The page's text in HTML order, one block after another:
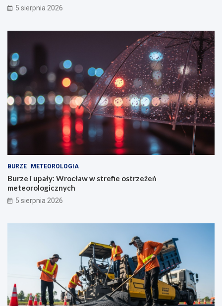
5 sierpnia 2026
BURZE METEOROLOGIA
Burze i upały: Wrocław w strefie ostrzeżeń
meteorologicznych
5 sierpnia 2026